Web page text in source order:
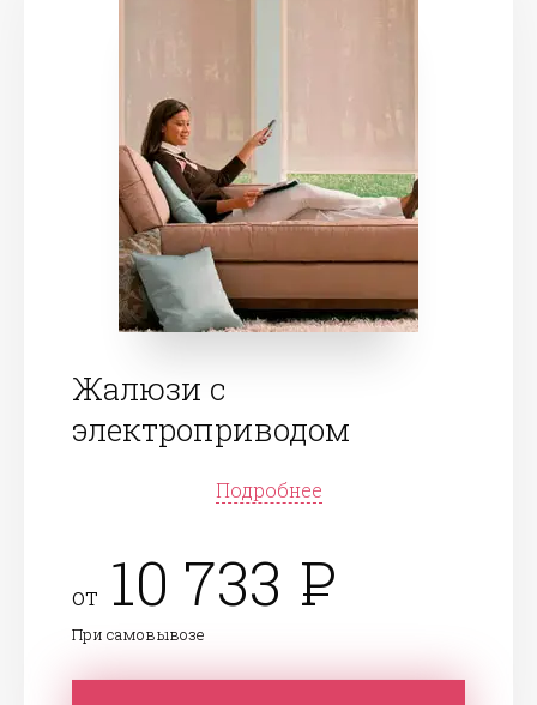
Жалюзи с
электроприводом
Подробнее
от 10 733
При самовывозе